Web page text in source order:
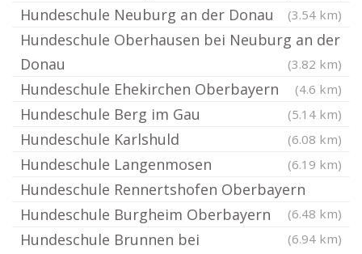
Hundeschule Neuburg an der Donau (3.54 km)
Hundeschule Oberhausen bei Neuburg an der
Donau
(3.82 km)
Hundeschule Ehekirchen Oberbayern (4.6 km)
Hundeschule Berg im Gau (5.14 km)
Hundeschule Karlshuld (6.08 km)
Hundeschule Langenmosen (6.19 km)
Hundeschule Rennertshofen Oberbayern
(6.48 km)
Hundeschule Burgheim Oberbayern
(6.94 km)
Hundeschule Brunnen bei